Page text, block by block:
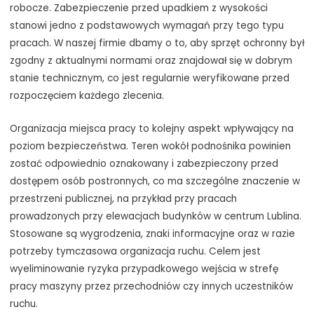
robocze. Zabezpieczenie przed upadkiem z wysokości
stanowi jedno z podstawowych wymagań przy tego typu
pracach. W naszej firmie dbamy o to, aby sprzęt ochronny był
zgodny z aktualnymi normami oraz znajdował się w dobrym
stanie technicznym, co jest regularnie weryfikowane przed
rozpoczęciem każdego zlecenia.
Organizacja miejsca pracy to kolejny aspekt wpływający na
poziom bezpieczeństwa. Teren wokół podnośnika powinien
zostać odpowiednio oznakowany i zabezpieczony przed
dostępem osób postronnych, co ma szczególne znaczenie w
przestrzeni publicznej, na przykład przy pracach
prowadzonych przy elewacjach budynków w centrum Lublina.
Stosowane są wygrodzenia, znaki informacyjne oraz w razie
potrzeby tymczasowa organizacja ruchu. Celem jest
wyeliminowanie ryzyka przypadkowego wejścia w strefę
pracy maszyny przez przechodniów czy innych uczestników
ruchu.